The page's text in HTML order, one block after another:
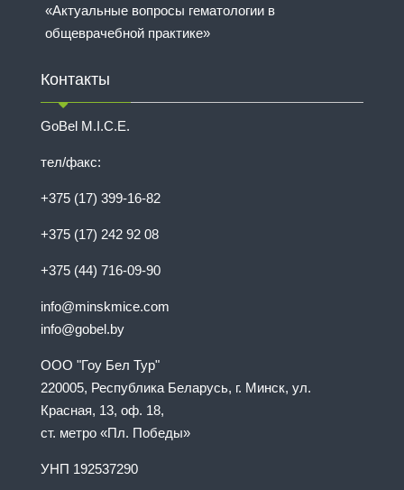
«Актуальные вопросы гематологии в
общеврачебной практике»
Контакты
GoBel M.I.C.E.
тел/факс:
+375 (17) 399-16-82
+375 (17) 242 92 08
+375 (44) 716-09-90
info@minskmice.com
info@gobel.by
ООО "Гоу Бел Тур"
220005, Республика Беларусь, г. Минск, ул.
Красная, 13, оф. 18,
ст. метро «Пл. Победы»
УНП 192537290